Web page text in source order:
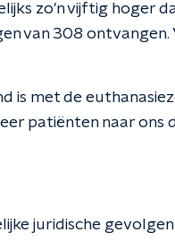
zo'n vijftig hoger
van 308 ontvangen.
is met de
patiënten naar ons
juridische gevolgen